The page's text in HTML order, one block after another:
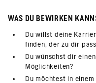
WAS DU BEWIRKEN
Du willst deine
finden, der zu dir
Du wünschst dir
Möglichkeiten?
Du möchtest in einem